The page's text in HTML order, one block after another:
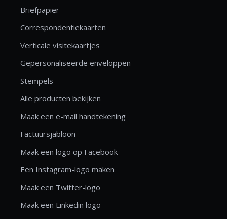
Briefpapier
Correspondentiekaarten
Verticale visitekaartjes
Gepersonaliseerde enveloppen
Stempels
Alle producten bekijken
Maak een e-mail handtekening
Factuursjabloon
Maak een logo op Facebook
Een Instagram-logo maken
Maak een Twitter-logo
Maak een Linkedin logo